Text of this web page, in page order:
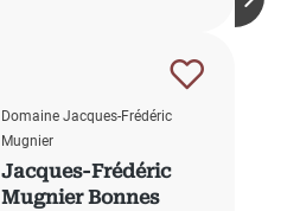
Domaine Jacques-Frédéric
Mugnier
Jacques-Frédéric
Mugnier Bonnes